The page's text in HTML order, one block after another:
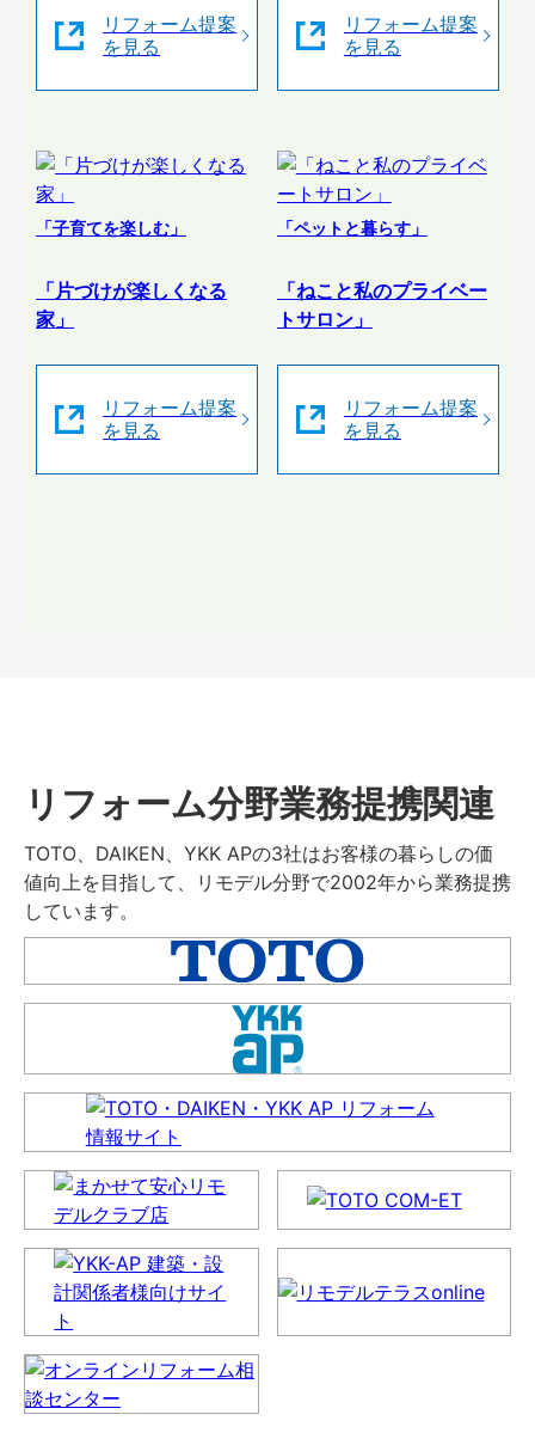
リフォーム提案
を見る
リフォーム提案
を見る
「子育てを楽しむ」
「片づけが楽しくなる
家」
リフォーム提案
を見る
「ペットと暮らす」
「ねこと私のプライベー
トサロン」
リフォーム提案
を見る
リフォーム分野業務提携関連
TOTO、DAIKEN、YKK APの3社はお客様の暮らしの価
値向上を目指して、リモデル分野で2002年から業務提携
しています。